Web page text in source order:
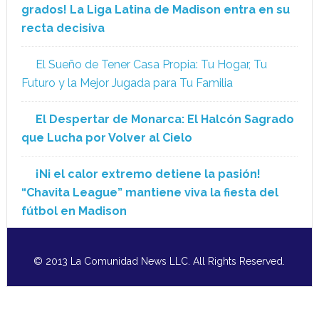
grados! La Liga Latina de Madison entra en su
recta decisiva
El Sueño de Tener Casa Propia: Tu Hogar, Tu
Futuro y la Mejor Jugada para Tu Familia
El Despertar de Monarca: El Halcón Sagrado
que Lucha por Volver al Cielo
¡Ni el calor extremo detiene la pasión!
“Chavita League” mantiene viva la fiesta del
fútbol en Madison
© 2013 La Comunidad News LLC. All Rights Reserved.